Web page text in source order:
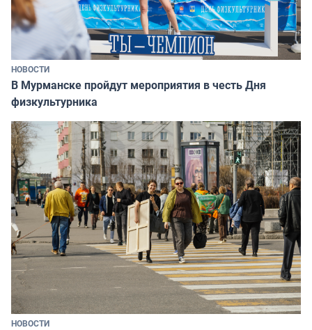
НОВОСТИ
В Мурманске пройдут мероприятия в честь Дня
физкультурника
НОВОСТИ